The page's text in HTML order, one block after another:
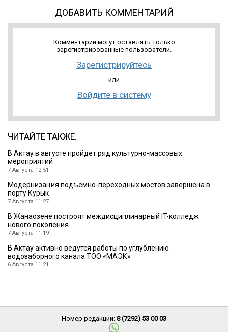
ДОБАВИТЬ КОММЕНТАРИЙ
Комментарии могут оставлять только
зарегистрированные пользователи.
Зарегистрируйтесь
или
Войдите в систему
ЧИТАЙТЕ ТАКЖЕ:
В Актау в августе пройдет ряд культурно-массовых
мероприятий
7 Августа 12:51
Модернизация подъемно-переходных мостов завершена в
порту Курык
7 Августа 11:27
В Жанаозене построят междисциплинарный IT-колледж
нового поколения
7 Августа 11:19
В Актау активно ведутся работы по углублению
водозаборного канала ТОО «МАЭК»
6 Августа 11:21
Номер редакции: 8 (7292) 53 00 03